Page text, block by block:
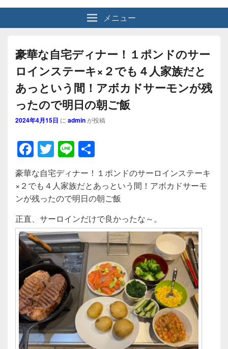
メニュー
豪華な自宅ディナー！１ポンドのサー
ロインステーキ×２でも４人家族だと
あっという間！アボカドサーモンが残
ったので明日の朝ご飯
2024年4月15日 に adminが投稿
F
a
c
e
b
o
o
k
T
wi
tt
er
Li
n
e
有
豪華な自宅ディナー！１ポンドのサーロインステーキ
×２でも４人家族だとあっという間！アボカドサーモ
ンが残ったので明日の朝ご飯
正直、サーロインだけで良かったな～。